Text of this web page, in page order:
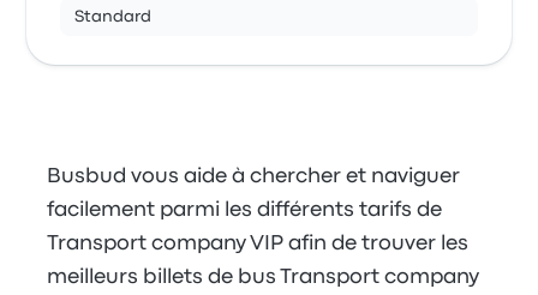
Standard
Busbud vous aide à chercher et naviguer
facilement parmi les différents tarifs de
Transport company VIP afin de trouver les
meilleurs billets de bus Transport company